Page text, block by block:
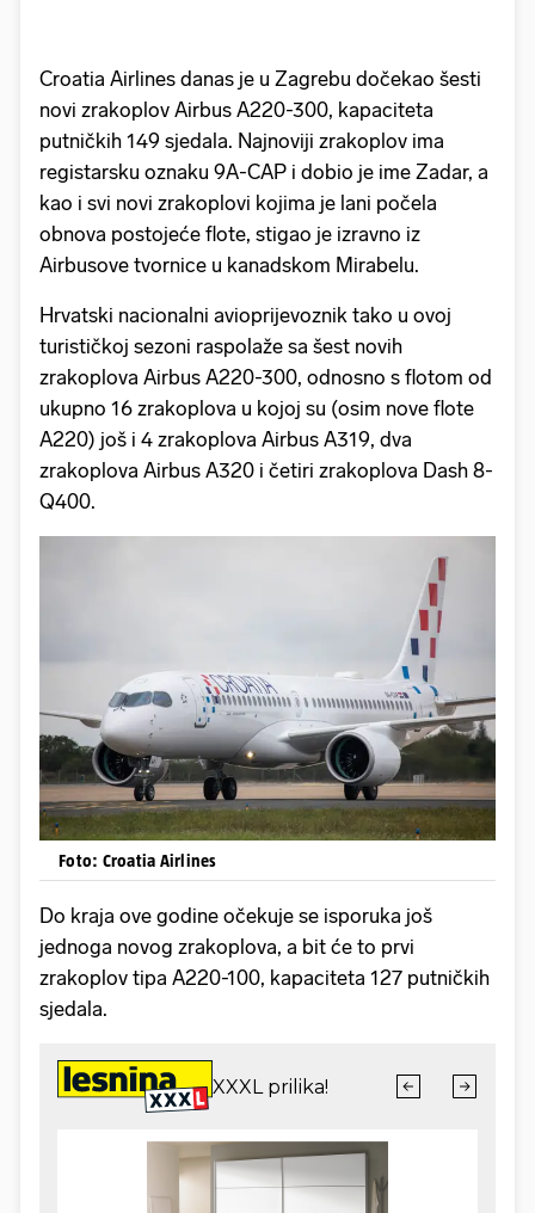
Croatia Airlines danas je u Zagrebu dočekao šesti
novi zrakoplov Airbus A220-300, kapaciteta
putničkih 149 sjedala. Najnoviji zrakoplov ima
registarsku oznaku 9A-CAP i dobio je ime Zadar, a
kao i svi novi zrakoplovi kojima je lani počela
obnova postojeće flote, stigao je izravno iz
Airbusove tvornice u kanadskom Mirabelu.
Hrvatski nacionalni avioprijevoznik tako u ovoj
turističkoj sezoni raspolaže sa šest novih
zrakoplova Airbus A220-300, odnosno s flotom od
ukupno 16 zrakoplova u kojoj su (osim nove flote
A220) još i 4 zrakoplova Airbus A319, dva
zrakoplova Airbus A320 i četiri zrakoplova Dash 8-
Q400.
Foto: Croatia Airlines
Do kraja ove godine očekuje se isporuka još
jednoga novog zrakoplova, a bit će to prvi
zrakoplov tipa A220-100, kapaciteta 127 putničkih
sjedala.